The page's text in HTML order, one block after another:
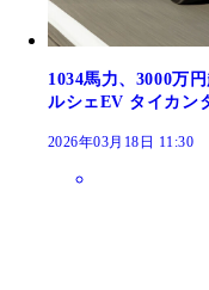
1034馬力、3000万
ルシェEV タイカン
2026年03月18日 11:30